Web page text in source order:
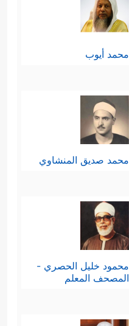
محمد أيوب
محمد صديق المنشاوي
محمود خليل الحصري -
المصحف المعلم